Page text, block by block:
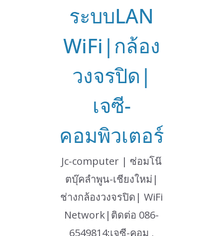
ระบบLAN
WiFi|กล้อง
วงจรปิด|
เจซี-
คอมพิวเตอร์
Jc-computer | ซ่อมโน๊
ตบุ๊คลำพูน-เชียงใหม่|
ช่างกล้องวงจรปิด| WiFi
Network|ติดต่อ 086-
6549814:เจซี-คอม ,